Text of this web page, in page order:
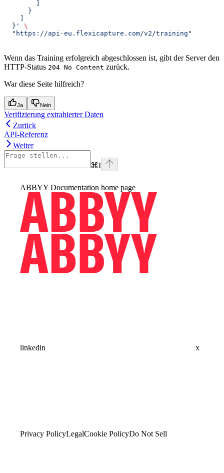
      }
  }'
\
  "https://api-eu.flexicapture.com/v2/training"
Wenn das Training erfolgreich abgeschlossen ist, gibt der Server den
HTTP-Status 204 No Content zurück.
War diese Seite hilfreich?
Ja Nein
Verifizierung extrahierter Daten
Zurück
API-Referenz
Weiter
⌘I
ABBYY Documentation home page
linkedin x
Privacy PolicyLegalCookie PolicyDo Not Sell